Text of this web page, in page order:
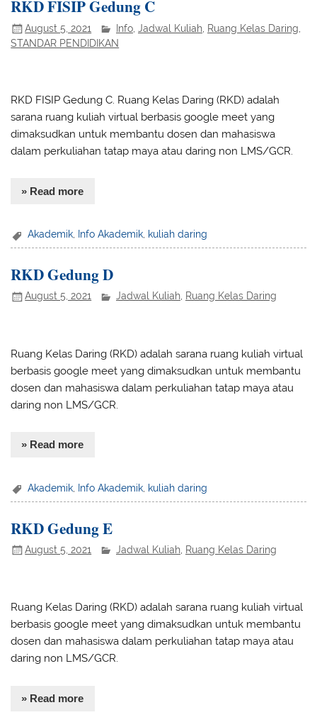
RKD FISIP Gedung C
August 5, 2021 Info ,Jadwal Kuliah Ruang Kelas Daring
STANDAR PENDIDIKAN
RKD FISIP Gedung C. Ruang Kelas Daring (RKD) adalah
sarana ruang kuliah virtual berbasis google meet yang
dimaksudkan untuk membantu dosen dan mahasiswa
dalam perkuliahan tatap maya atau daring non LMS/GCR.
» Read more
Akademik, Info Akademik, kuliah daring
RKD Gedung D
August 5, 2021 Jadwal Kuliah, Ruang Kelas Daring
Ruang Kelas Daring (RKD) adalah sarana ruang kuliah virtual
berbasis google meet yang dimaksudkan untuk membantu
dosen dan mahasiswa dalam perkuliahan tatap maya atau
daring non LMS/GCR.
» Read more
Akademik Info Akademik kuliah daring
RKD Gedung E
August 5, 2021 Jadwal Kuliah Ruang Kelas Daring
Ruang Kelas Daring (RKD) adalah sarana ruang kuliah virtual
berbasis google meet yang dimaksudkan untuk membantu
dosen dan mahasiswa dalam perkuliahan tatap maya atau
daring non LMS/GCR.
» Read more